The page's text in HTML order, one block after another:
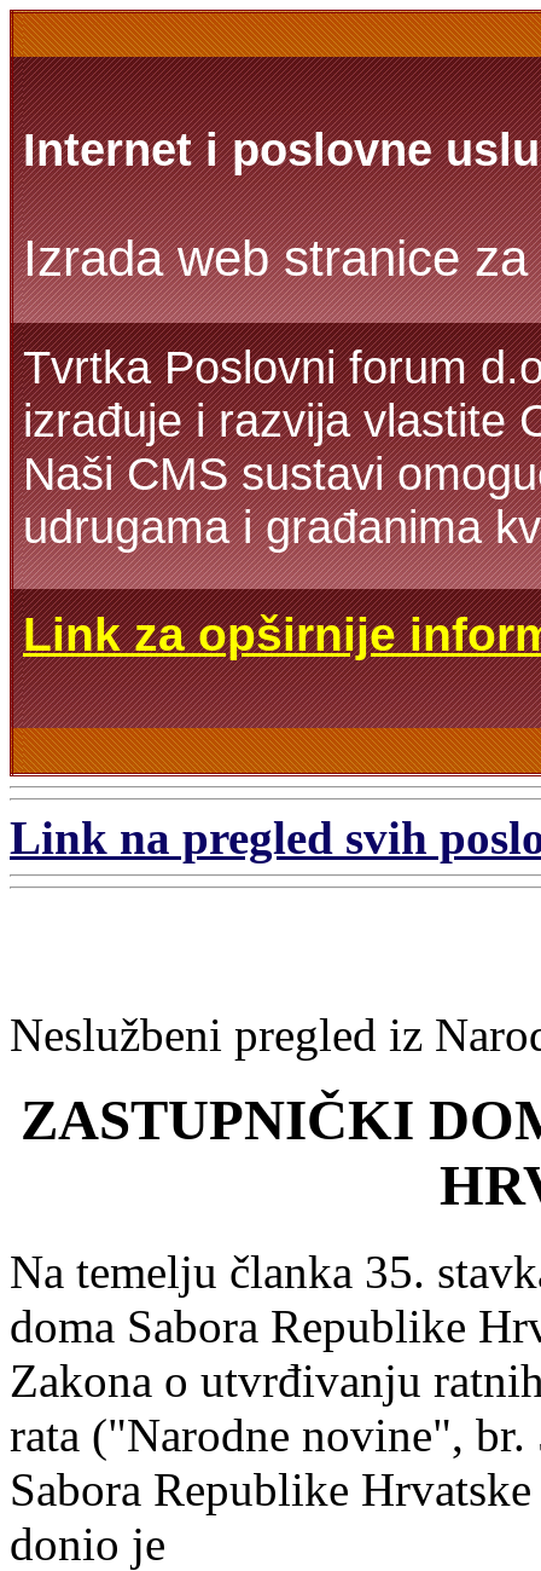
Internet i poslovne
Izrada web stranice
Tvrtka Poslovni forum
izrađuje i razvija vlastite
Naši CMS sustavi
udrugama i građanima
Link za opširnije
Link na pregled svih
Neslužbeni pregled iz
ZASTUPNIČKI
Na temelju članka 35.
doma Sabora Republike
Zakona o utvrđivanju
rata ("Narodne novine",
Sabora Republike
donio je